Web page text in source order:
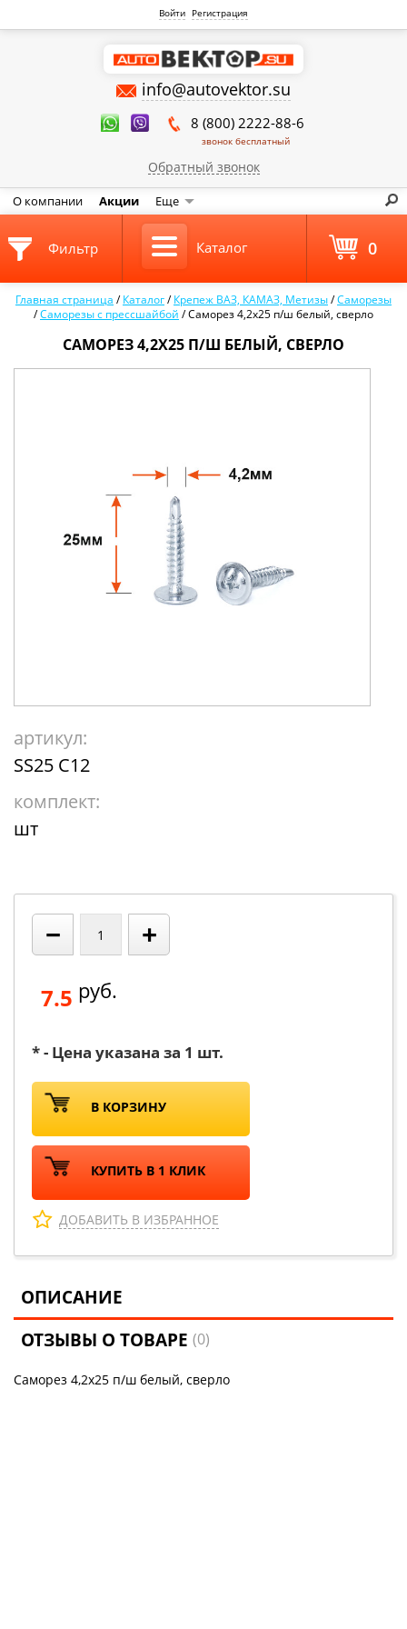
Войти Регистрация
info@autovektor.su
8 (800) 2222-88-6
звонок бесплатный
Обратный звонок
О компании Акции Еще
Главная страница /Каталог/Крепеж ВАЗ, КАМАЗ, Метизы/Саморезы
/Саморезы с прессшайбой /Саморез 4,2х25 п/ш белый, сверло
САМОРЕЗ 4,2Х25 П/Ш БЕЛЫЙ, СВЕРЛО
артикул:
SS25 С12
комплект:
шт
− +
7.5 руб.
* - Цена указана за 1 шт.
В КОРЗИНУ
КУПИТЬ В 1 КЛИК
ДОБАВИТЬ В ИЗБРАННОЕ
ОПИСАНИЕ
ОТЗЫВЫ О ТОВАРЕ(0)
Саморез 4,2х25 п/ш белый, сверло
Фильтр Каталог 0